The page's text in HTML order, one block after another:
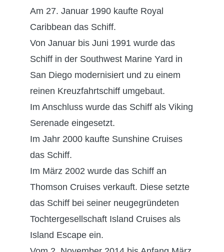
Am 27. Januar 1990 kaufte Royal
Caribbean das Schiff.
Von Januar bis Juni 1991 wurde das
Schiff in der Southwest Marine Yard in
San Diego modernisiert und zu einem
reinen Kreuzfahrtschiff umgebaut.
Im Anschluss wurde das Schiff als Viking
Serenade eingesetzt.
Im Jahr 2000 kaufte Sunshine Cruises
das Schiff.
Im März 2002 wurde das Schiff an
Thomson Cruises verkauft. Diese setzte
das Schiff bei seiner neugegründeten
Tochtergesellschaft Island Cruises als
Island Escape ein.